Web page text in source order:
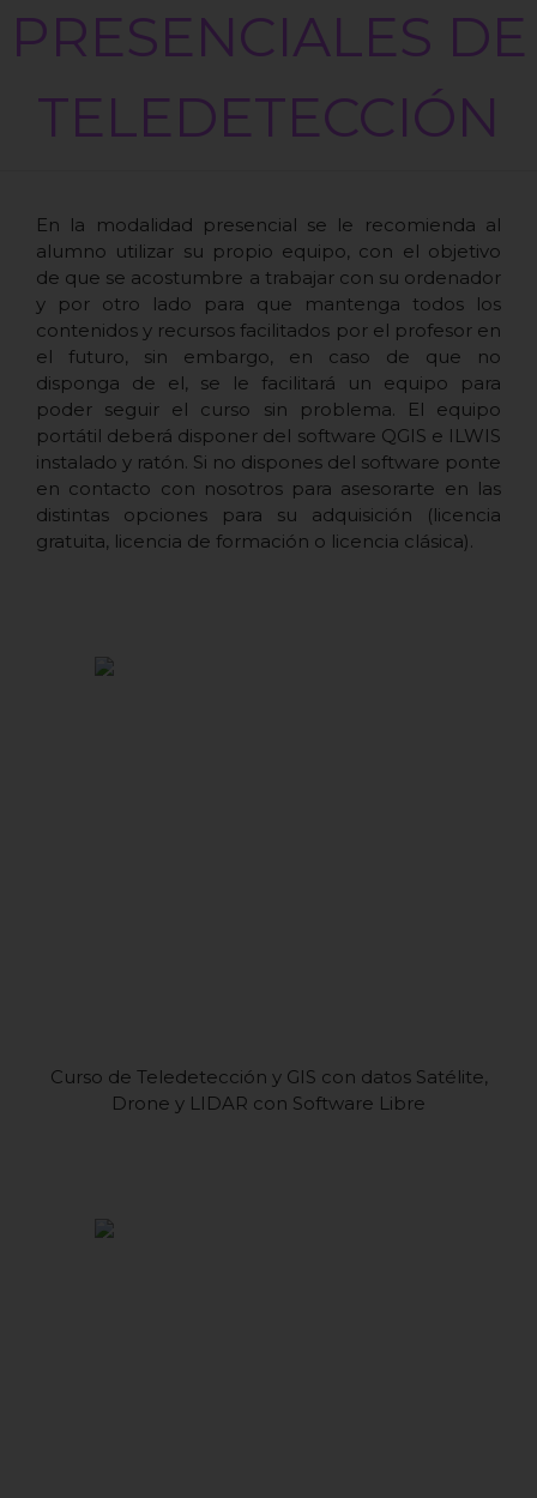
PRESENCIALES DE
TELEDETECCIÓN
En la modalidad presencial se le recomienda al
alumno utilizar su propio equipo, con el objetivo
de que se acostumbre a trabajar con su ordenador
y por otro lado para que mantenga todos los
contenidos y recursos facilitados por el profesor en
el futuro, sin embargo, en caso de que no
disponga de el, se le facilitará un equipo para
poder seguir el curso sin problema. El equipo
portátil deberá disponer del software QGIS e ILWIS
instalado y ratón. Si no dispones del software ponte
en contacto con nosotros para asesorarte en las
distintas opciones para su adquisición (licencia
gratuita, licencia de formación o licencia clásica).
Curso de Teledetección y GIS con datos Satélite,
Drone y LIDAR con Software Libre